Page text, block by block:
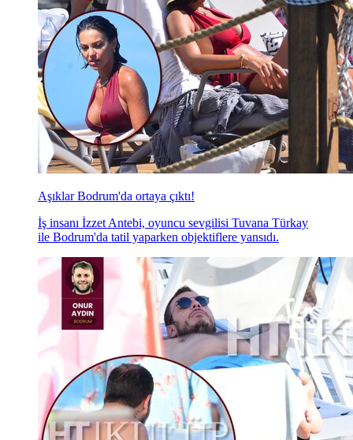
Aşıklar Bodrum'da ortaya çıktı!
İş insanı İzzet Antebi, oyuncu sevgilisi Tuvana Türkay
ile Bodrum'da tatil yaparken objektiflere yansıdı.